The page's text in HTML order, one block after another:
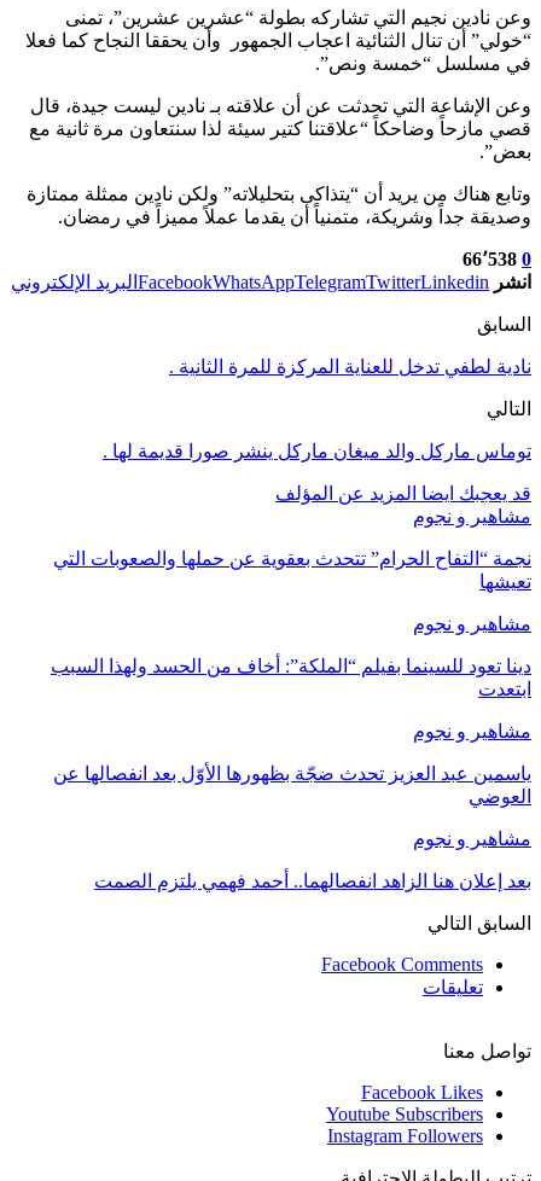
وعن نادين نجيم التي تشاركه بطولة “عشرين عشرين”، تمنى
“خولي” أن تنال الثنائية اعجاب الجمهور وأن يحققا النجاح كما فعلا
في مسلسل “خمسة ونص”.
وعن الإشاعة التي تحدثت عن أن علاقته بـ نادين ليست جيدة، قال
قصي مازحاً وضاحكاً “علاقتنا كتير سيئة لذا سنتعاون مرة ثانية مع
بعض”.
وتابع هناك من يريد أن “يتذاكى بتحليلاته” ولكن نادين ممثلة ممتازة
وصديقة جداً وشريكة، متمنياً أن يقدما عملاً مميزاً في رمضان.
0 66٬538
انشر
FacebookWhatsAppTelegramTwitterLinkedin البريد الإلكتروني
السابق
نادية لطفي تدخل للعناية المركزة للمرة الثانية .
التالي
توماس ماركل والد ميغان ماركل ينشر صورا قديمة لها .
قد يعجبك ايضا المزيد عن المؤلف
مشاهير و نجوم
نجمة “التفاح الحرام” تتحدث بعقوية عن حملها والصعوبات التي
تعيشها
مشاهير و نجوم
دينا تعود للسينما بفيلم “الملكة”: أخاف من الحسد ولهذا السبب
ابتعدت
مشاهير و نجوم
ياسمين عبد العزيز تحدث ضجّة بظهورها الأوّل بعد انفصالها عن
العوضي
مشاهير و نجوم
بعد إعلان هنا الزاهد انفصالهما.. أحمد فهمي يلتزم الصمت
السابق التالي
Facebook Comments
تعليقات
تواصل معنا
Facebook Likes
Youtube Subscribers
Instagram Followers